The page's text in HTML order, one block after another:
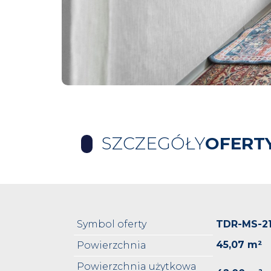
SZCZEGÓŁY
Symbol oferty
TDR-MS-
Powierzchnia
45,07 m²
Powierzchnia użytkowa